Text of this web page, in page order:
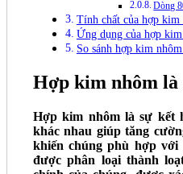
Dòng
Tính chất của hợp kim
Ứng dụng của hợp
So sánh hợp kim
Hợp kim nhôm là
Hợp kim nhôm là sự kết
khác nhau giúp tăng
khiến chúng phù hợp
được phân loại thành